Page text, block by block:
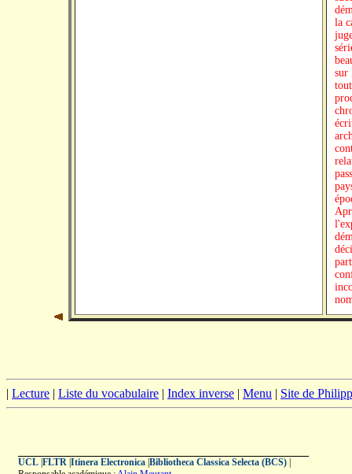
| Lecture | Liste du vocabulaire | Index inverse | Menu | Site de
UCL| FLTR| Itinera Electronica| Bibliotheca Classica Selecta (BCS)|